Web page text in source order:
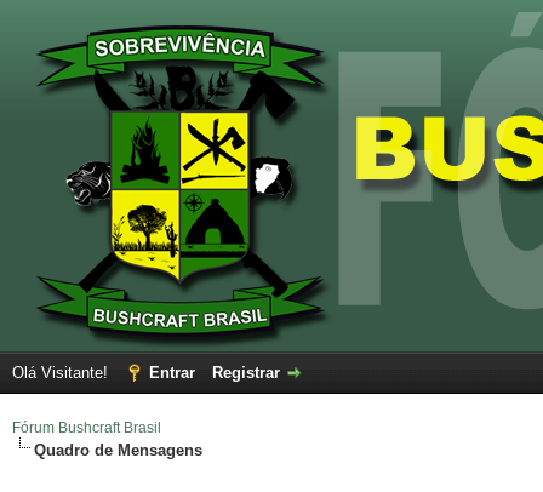
Olá Visitante! Entrar Registrar
Fórum Bushcraft Brasil
Quadro de Mensagens